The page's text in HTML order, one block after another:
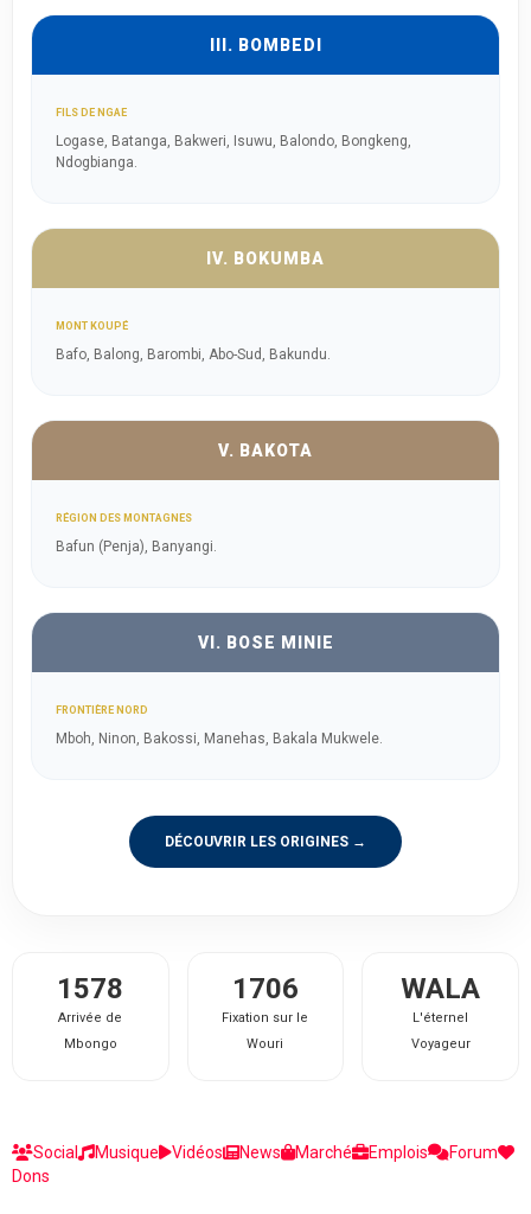
III. BOMBEDI
FILS DE NGAE
Logase, Batanga, Bakweri, Isuwu, Balondo, Bongkeng,
Ndogbianga.
IV. BOKUMBA
MONT KOUPÉ
Bafo, Balong, Barombi, Abo-Sud, Bakundu.
V. BAKOTA
RÉGION DES MONTAGNES
Bafun (Penja), Banyangi.
VI. BOSE MINIE
FRONTIÈRE NORD
Mboh, Ninon, Bakossi, Manehas, Bakala Mukwele.
DÉCOUVRIR LES ORIGINES →
1578
Arrivée de
Mbongo
1706
Fixation sur le
Wouri
WALA
L'éternel
Voyageur
Social Musique Vidéos News Marché Emplois
Forum
Dons